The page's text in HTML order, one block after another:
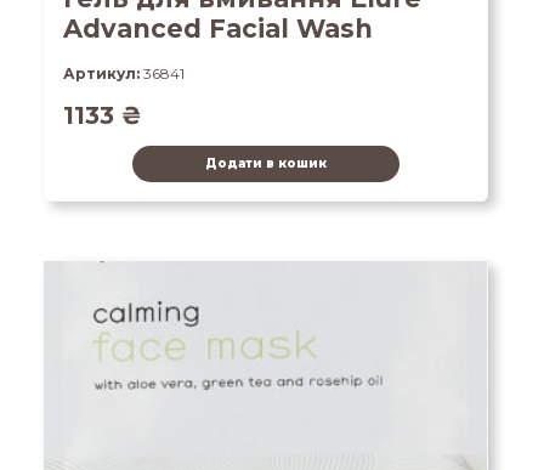
Advanced Facial Wash
Артикул: 36841
1133 ₴
Додати в кошик